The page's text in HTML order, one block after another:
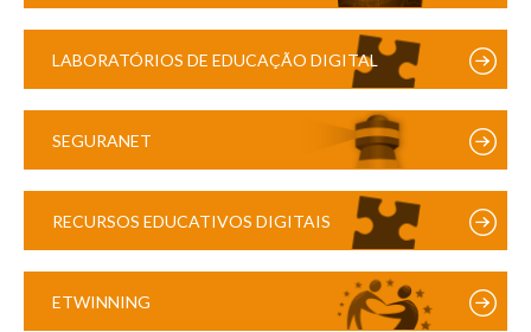
LABORATÓRIOS DE EDUCAÇÃO DIGITAL
SEGURANET
RECURSOS EDUCATIVOS DIGITAIS
ETWINNING